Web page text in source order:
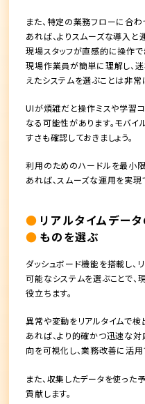
また、特定の業務フローに合
あれば、よりスムーズな導入と
現場スタッフが直感的に操作
現場作業員が簡単に理解し、
えたシステムを選ぶことは非常
UIが煩雑だと操作ミスや学習
なる可能性があります。モバイ
すさも確認しておきましょう。
利用のためのハードルを最小
あれば、スムーズな運用を実現
リアルタイムデー
ものを選ぶ
ダッシュボード機能を搭載し、
可能なシステムを選ぶことで
役立ちます。
異常や変動をリアルタイムで検
あれば、より的確かつ迅速な
向を可視化し、業務改善に活用
また、収集したデータを使った
貢献します。